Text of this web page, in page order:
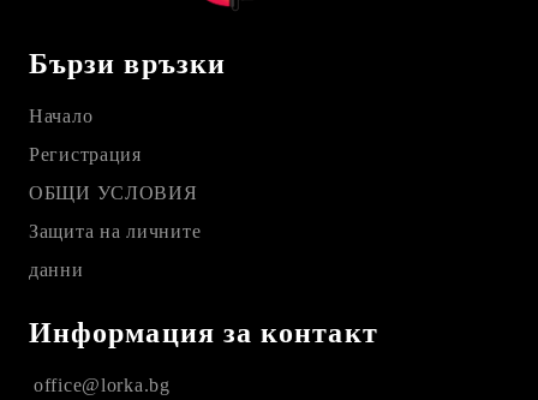
Бързи връзки
Начало
Регистрация
ОБЩИ УСЛОВИЯ
Защита на личните
данни
Информация за контакт
office@lorka.bg